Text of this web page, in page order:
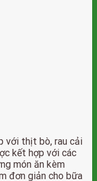
với thịt bò, rau cải
kết hợp với các
món ăn kèm
đơn giản cho bữa